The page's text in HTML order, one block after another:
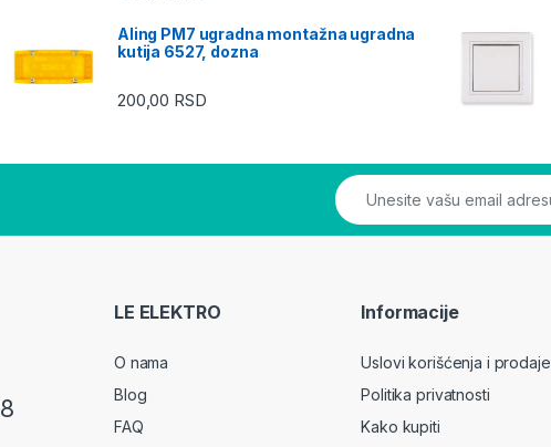
Aling PM7 ugradna montažna ugradna
kutija 6527, dozna
200,00 RSD
LE ELEKTRO
O nama
Blog
FAQ
Informacije
Uslovi korišćenja i prodaje
Politika privatnosti
Kako kupiti